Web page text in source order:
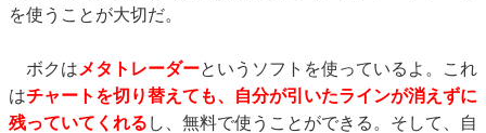
を使うことが大切だ。
ボクは メタトレーダーというソフトを使っているよ。これ
はチャートを切り替えても、自分が引いたラインが消えずに
残っていてくれる し、無料で使うことができる。そして、自